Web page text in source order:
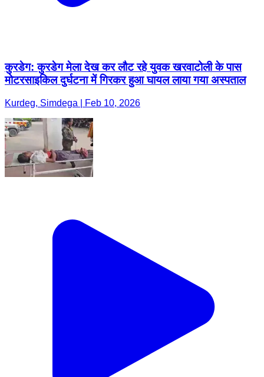
कुरडेग: कुरडेग मेला देख कर लौट रहे युवक खरवाटोली के पास
मोटरसाइकिल दुर्घटना में गिरकर हुआ घायल लाया गया अस्पताल
Kurdeg, Simdega | Feb 10, 2026